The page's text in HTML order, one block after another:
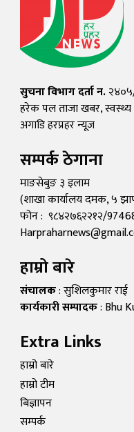
सुचना विभाग दर्ता न.
हरेक पल ताजा खबर,
अगाडि हरप्रहर न्यूज
सम्पर्क ठेगाना
माङसेबुङ ३ इलाम
(शाखा कार्यालय दमक, ५
फोन : ९८४२७६२२१२/
हाम्रो बारे
संचालक: सुशिलकुमार राई
कार्यकारी सम्पादक: Bhu
Extra Links
हाम्रो बारे
हाम्रो टीम
बिज्ञापन
सम्पर्क